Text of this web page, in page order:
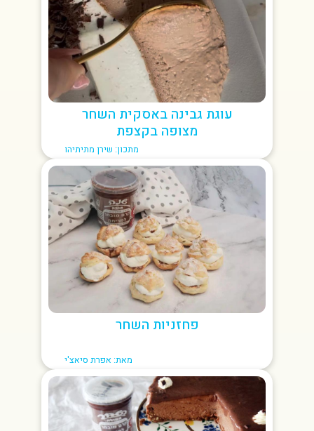
עוגת גבינה באסקית השחר
מצופה בקצפת
מתכון: שירן מתיתיהו
פחזניות השחר
מאת: אפרת סיאצ'י